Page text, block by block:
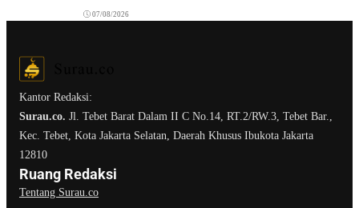
07/08/2026
Kantor Redaksi:
Surau.co. Jl. Tebet Barat Dalam II C No.14, RT.2/RW.3, Tebet Bar.,
Kec. Tebet, Kota Jakarta Selatan, Daerah Khusus Ibukota Jakarta
12810
Ruang Redaksi
Tentang Surau.co